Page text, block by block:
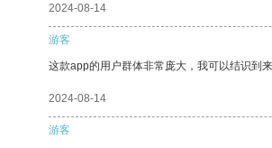
2024-08-14
游客
这款app的用户群体非常庞大，我可以结识到
2024-08-14
游客